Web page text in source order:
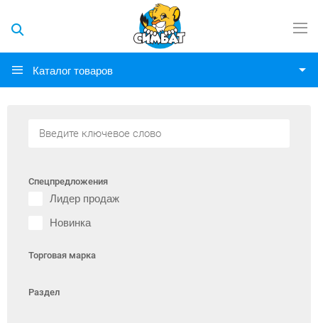
Каталог товаров
Спецпредложения
Лидер продаж
Новинка
Торговая марка
Раздел